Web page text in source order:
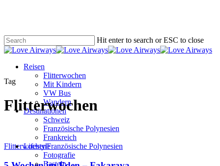
content
Hit enter to search or ESC to close
Close
search
Menu
Reisen
Flitterwochen
Mit Kindern
VW Bus
Wandern
Destinationen
Schweiz
Französische Polynesien
Frankreich
Lifestyle
Fotografie
Basteln
Tag
Flitterwochen
5
im
FlitterwochenFranzösische Polynesien